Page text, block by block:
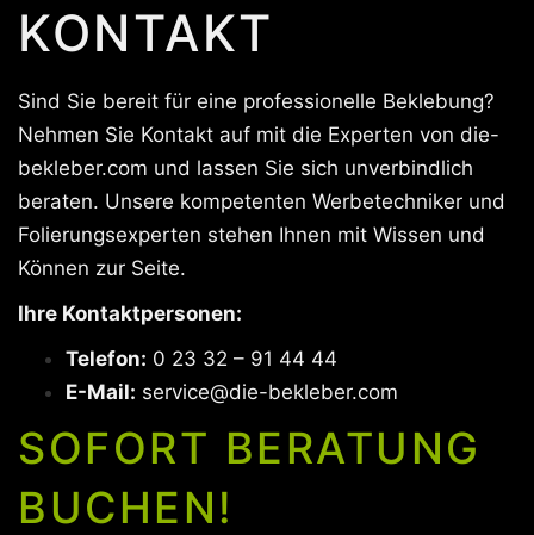
KONTAKT
Sind Sie bereit für eine professionelle Beklebung?
Nehmen Sie Kontakt auf mit die Experten von die-
bekleber.com und lassen Sie sich unverbindlich
beraten. Unsere kompetenten Werbetechniker und
Folierungsexperten stehen Ihnen mit Wissen und
Können zur Seite.
Ihre Kontaktpersonen:
Telefon: 0 23 32 – 91 44 44
E-Mail: service@die-bekleber.com
SOFORT BERATUNG
BUCHEN!